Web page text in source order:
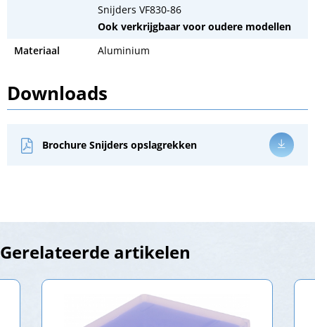
Snijders VF830-86
Ook verkrijgbaar voor oudere modellen
Materiaal
Aluminium
Downloads
Brochure Snijders opslagrekken
Gerelateerde artikelen